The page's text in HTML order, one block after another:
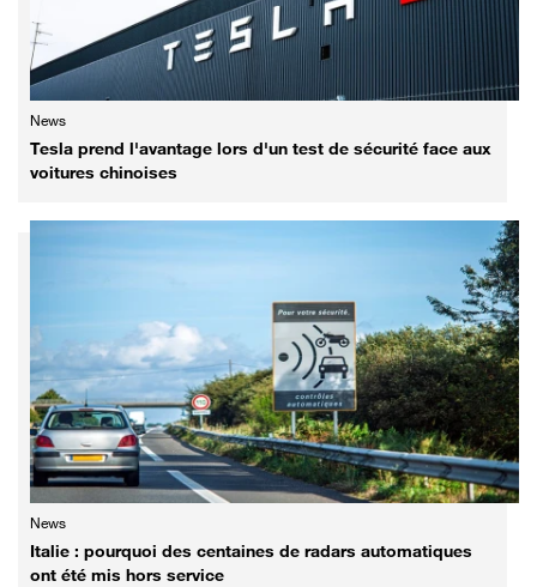
News
Tesla prend l'avantage lors d'un test de sécurité face aux
voitures chinoises
News
Italie : pourquoi des centaines de radars automatiques
ont été mis hors service